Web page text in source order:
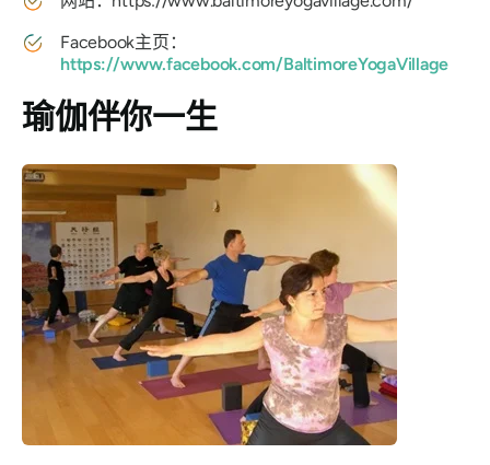
Facebook主页：
https://www.facebook.com/BaltimoreYogaVillage
瑜伽伴你一生